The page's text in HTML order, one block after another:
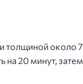
толщиной около 7
на 20 минут, затем